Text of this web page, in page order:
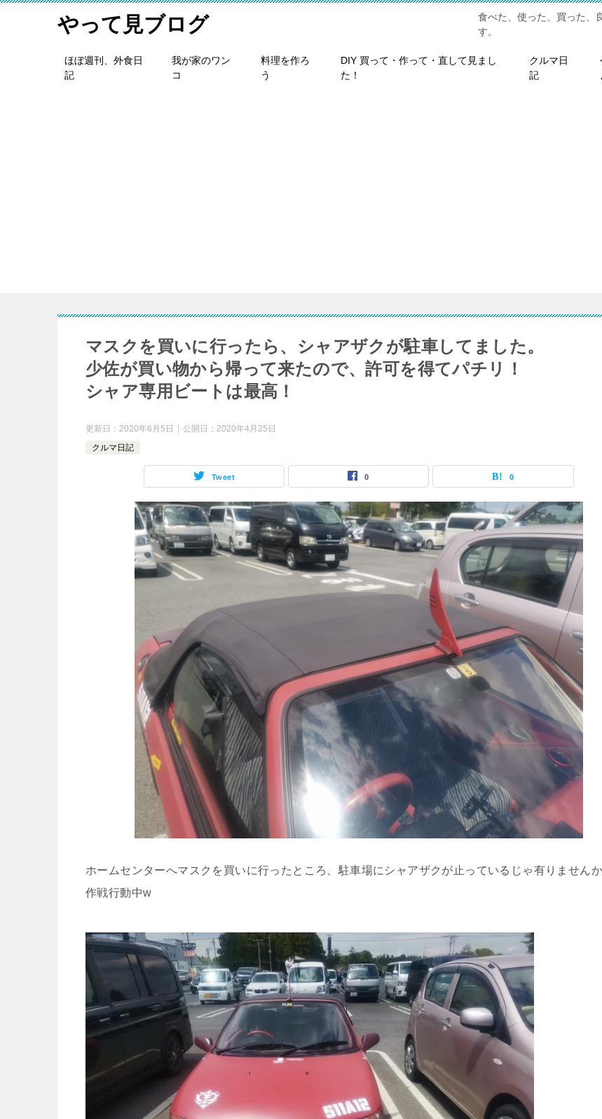
やって見ブログ
食べた、使った、買った、
す。
ほぼ週刊、外食日
記
我が家のワン
コ
料理を作ろ
う
DIY 買って・作って・直して見まし
た！
クルマ日
記
マスクを買いに行ったら、シャアザクが駐車してました。
少佐が買い物から帰って来たので、許可を得てパチリ！
シャア専用ビートは最高！
更新日： 2020年6月5日 公開日： 2020年4月25日
クルマ日記
Tweet 0 0
ホームセンターへマスクを買いに行ったところ、駐車場にシャアザクが止っているじゃ有りません
作戦行動中w